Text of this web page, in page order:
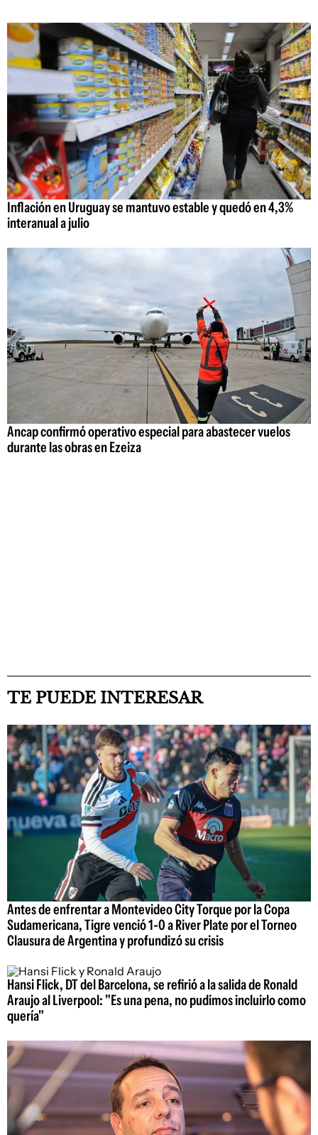
Inflación en Uruguay se mantuvo estable y quedó en 4,3%
interanual a julio
Ancap confirmó operativo especial para abastecer vuelos
durante las obras en Ezeiza
TE PUEDE INTERESAR
Antes de enfrentar a Montevideo City Torque por la Copa
Sudamericana, Tigre venció 1-0 a River Plate por el Torneo
Clausura de Argentina y profundizó su crisis
Hansi Flick, DT del Barcelona, se refirió a la salida de Ronald
Araujo al Liverpool: "Es una pena, no pudimos incluirlo como
quería"